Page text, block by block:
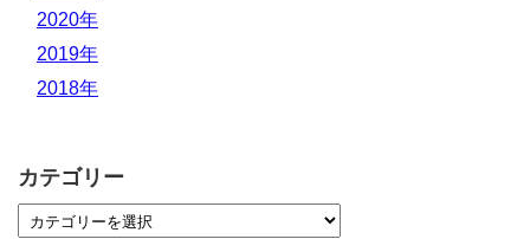
2020年
2019年
2018年
カテゴリー